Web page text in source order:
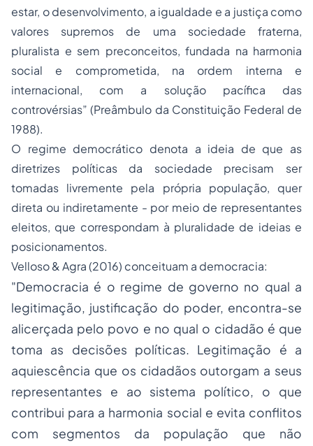
estar, o desenvolvimento, a igualdade e a justiça como
valores supremos de uma sociedade fraterna,
pluralista e sem preconceitos, fundada na harmonia
social e comprometida, na ordem interna e
internacional, com a solução pacífica das
controvérsias” (Preâmbulo da Constituição Federal de
1988).
O regime democrático denota a ideia de que as
diretrizes políticas da sociedade precisam ser
tomadas livremente pela própria população, quer
direta ou indiretamente - por meio de representantes
eleitos, que correspondam à pluralidade de ideias e
posicionamentos.
Velloso & Agra (2016) conceituam a democracia:
"Democracia é o regime de governo no qual a
legitimação, justificação do poder, encontra-se
alicerçada pelo povo e no qual o cidadão é que
toma as decisões políticas. Legitimação é a
aquiescência que os cidadãos outorgam a seus
representantes e ao sistema político, o que
contribui para a harmonia social e evita conflitos
com segmentos da população que não